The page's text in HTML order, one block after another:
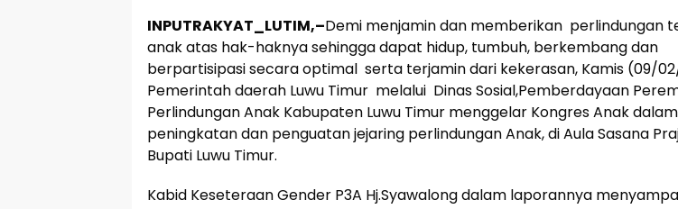
INPUTRAKYAT_LUTIM,–Demi menjamin dan memberikan perlindungan
anak atas hak-haknya sehingga dapat hidup, tumbuh, berkembang dan
berpartisipasi secara optimal serta terjamin dari kekerasan, Kamis (09/
Pemerintah daerah Luwu Timur melalui Dinas Sosial,Pemberdayaan
Perlindungan Anak Kabupaten Luwu Timur menggelar Kongres Anak
peningkatan dan penguatan jejaring perlindungan Anak, di Aula Sasana
Bupati Luwu Timur.
Kabid Keseteraan Gender P3A Hj.Syawalong dalam laporannya